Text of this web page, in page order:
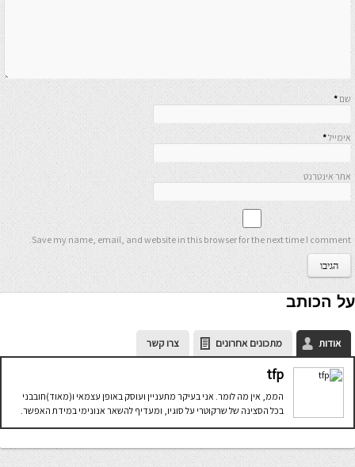
שם *
אימייל*
אתר אינטרנט
Save my name, email, and website in this browser for the next time I comment.
על הכותב
אודות מתכונים אחרונים צרו קשר
tfp
הממ, אין מה לומר. אני בעיקר מתעניין ועוסק באופן עצמאי ו(מאוד)חובבני
בכל הסצינה של שרקוטרי על סוגיו, ומעדיף להשאר אנונימי במידת האפשר.